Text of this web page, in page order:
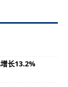
长13.2%